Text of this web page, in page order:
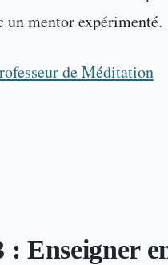
un mentor expérimenté.
de Méditation
: Enseigner